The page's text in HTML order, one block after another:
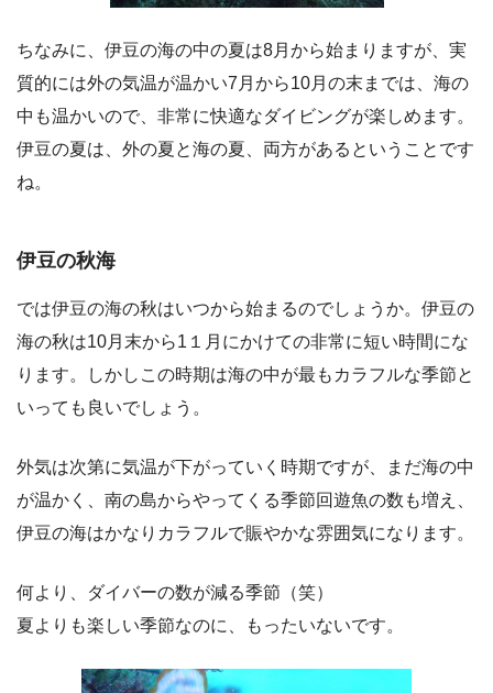
ちなみに、伊豆の海の中の夏は8月から始まりますが、実
質的には外の気温が温かい7月から10月の末までは、海の
中も温かいので、非常に快適なダイビングが楽しめます。
伊豆の夏は、外の夏と海の夏、両方があるということです
ね。
伊豆の秋海
では伊豆の海の秋はいつから始まるのでしょうか。伊豆の
海の秋は10月末から1１月にかけての非常に短い時間にな
ります。しかしこの時期は海の中が最もカラフルな季節と
いっても良いでしょう。
外気は次第に気温が下がっていく時期ですが、まだ海の中
が温かく、南の島からやってくる季節回遊魚の数も増え、
伊豆の海はかなりカラフルで賑やかな雰囲気になります。
何より、ダイバーの数が減る季節（笑）
夏よりも楽しい季節なのに、もったいないです。